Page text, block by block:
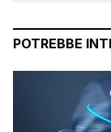
POTREBBE